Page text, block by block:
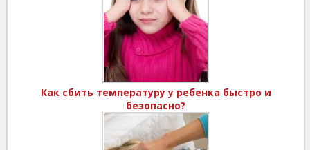
Как сбить температуру у ребенка быстро и
безопасно?